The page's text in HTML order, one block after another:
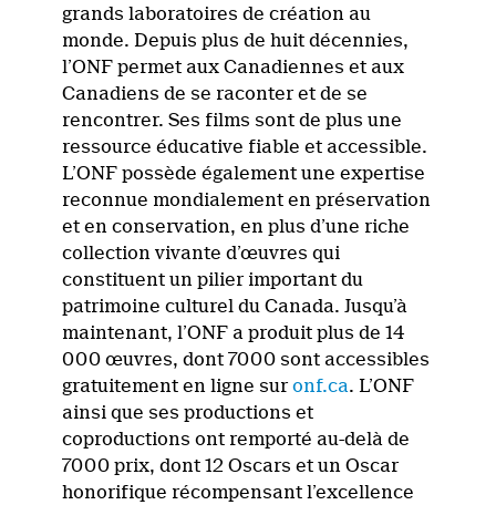
grands laboratoires de création au
monde. Depuis plus de huit décennies,
l’ONF permet aux Canadiennes et aux
Canadiens de se raconter et de se
rencontrer. Ses films sont de plus une
ressource éducative fiable et accessible.
L’ONF possède également une expertise
reconnue mondialement en préservation
et en conservation, en plus d’une riche
collection vivante d’œuvres qui
constituent un pilier important du
patrimoine culturel du Canada. Jusqu’à
maintenant, l’ONF a produit plus de 14
000 œuvres, dont 7000 sont accessibles
gratuitement en ligne suronf.ca. L’ONF
ainsi que ses productions et
coproductions ont remporté au-delà de
7000 prix, dont 12 Oscars et un Oscar
honorifique récompensant l’excellence